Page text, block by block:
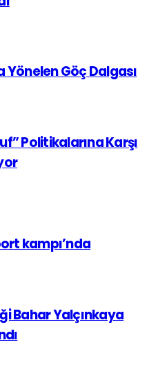
Yönelen Göç Dalgası
Politikalarına Karşı
kampı’nda
Bahar Yalçınkaya